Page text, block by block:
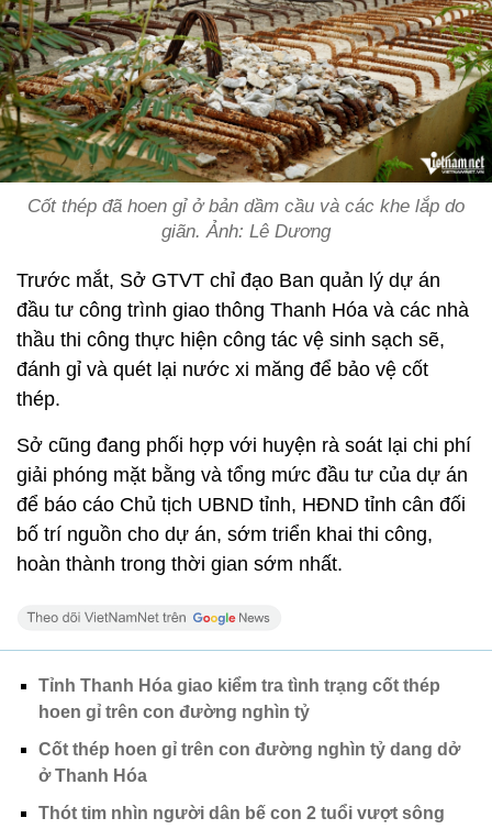
Cốt thép đã hoen gỉ ở bản dầm cầu và các khe lắp do
giãn. Ảnh: Lê Dương
Trước mắt, Sở GTVT chỉ đạo Ban quản lý dự án
đầu tư công trình giao thông Thanh Hóa và các nhà
thầu thi công thực hiện công tác vệ sinh sạch sẽ,
đánh gỉ và quét lại nước xi măng để bảo vệ cốt
thép.
Sở cũng đang phối hợp với huyện rà soát lại chi phí
giải phóng mặt bằng và tổng mức đầu tư của dự án
để báo cáo Chủ tịch UBND tỉnh, HĐND tỉnh cân đối
bố trí nguồn cho dự án, sớm triển khai thi công,
hoàn thành trong thời gian sớm nhất.
Tỉnh Thanh Hóa giao kiểm tra tình trạng cốt thép
hoen gỉ trên con đường nghìn tỷ
Cốt thép hoen gỉ trên con đường nghìn tỷ dang dở
ở Thanh Hóa
Thót tim nhìn người dân bế con 2 tuổi vượt sông